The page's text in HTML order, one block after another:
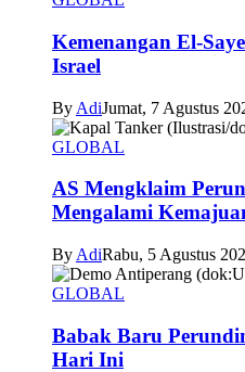
Kemenangan El-
Israel
By AdiJumat, 7 Agustus
GLOBAL
AS Mengklaim
Mengalami
By AdiRabu, 5 Agustus
GLOBAL
Babak Baru
Hari Ini